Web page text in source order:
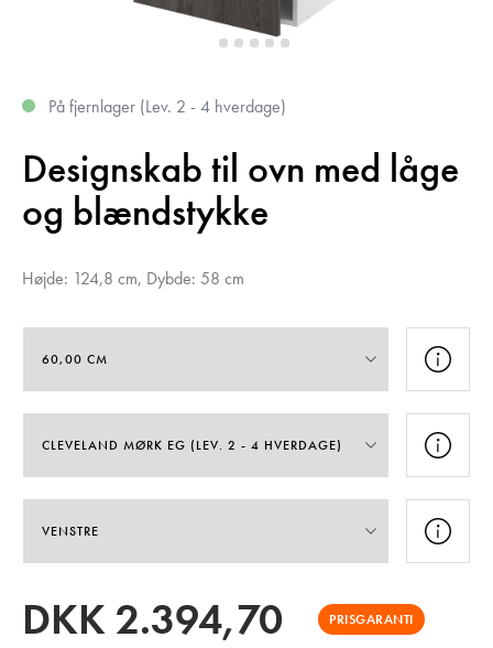
På fjernlager (Lev. 2 - 4 hverdage)
Designskab til ovn med låge
og blændstykke
Højde: 124,8 cm, Dybde: 58 cm
DKK 2.394,70 PRISGARANTI